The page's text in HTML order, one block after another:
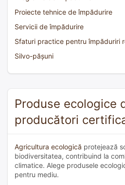
Proiecte tehnice de împădurire
Servicii de împădurire
Sfaturi practice pentru împăduriri
Silvo-pășuni
Produse ecologice
producători
Agricultura ecologică protejează
biodiversitatea, contribuind la
climatice. Alege produsele
pentru mediu.